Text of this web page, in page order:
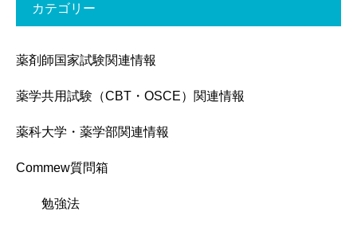
カテゴリー
薬剤師国家試験関連情報
薬学共用試験（CBT・OSCE）関連情報
薬科大学・薬学部関連情報
Commew質問箱
勉強法